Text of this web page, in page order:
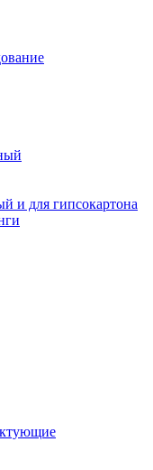
и для гипсокартона